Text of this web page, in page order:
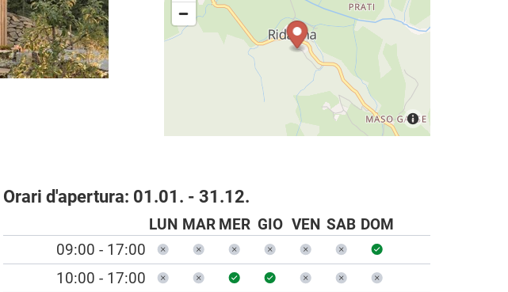
Orari d'apertura: 01.01. - 31.12.
LUN MAR MER GIO VEN SAB DOM
09:00 - 17:00
10:00 - 17:00